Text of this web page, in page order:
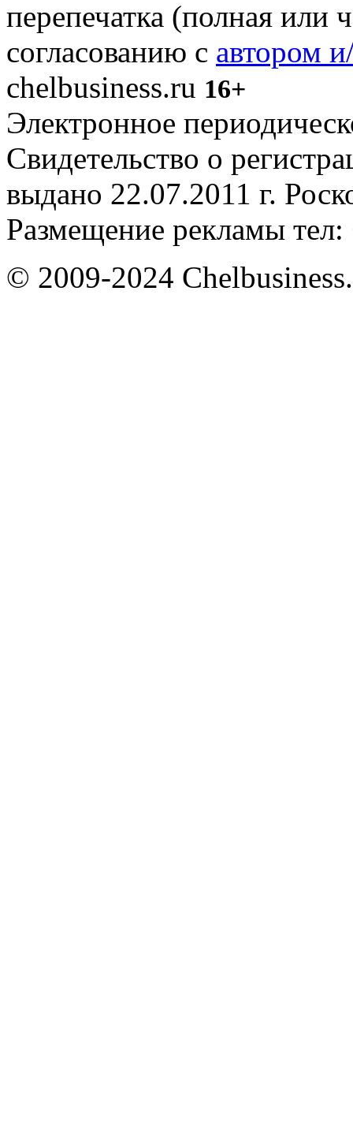
перепечатка (полная или
согласованию с автором
chelbusiness.ru 16+
Электронное
Свидетельство о
выдано 22.07.2011 г.
Размещение рекламы
© 2009-2024